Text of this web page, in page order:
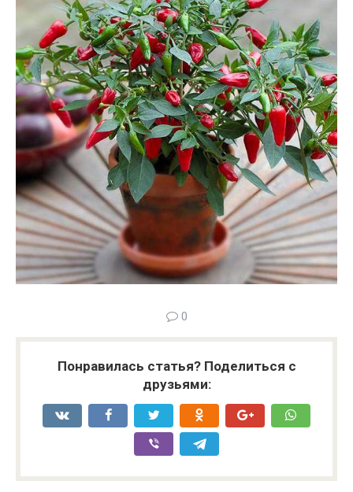
0
Понравилась статья? Поделиться с
друзьями: